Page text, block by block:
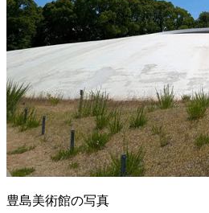
豊島美術館の写真